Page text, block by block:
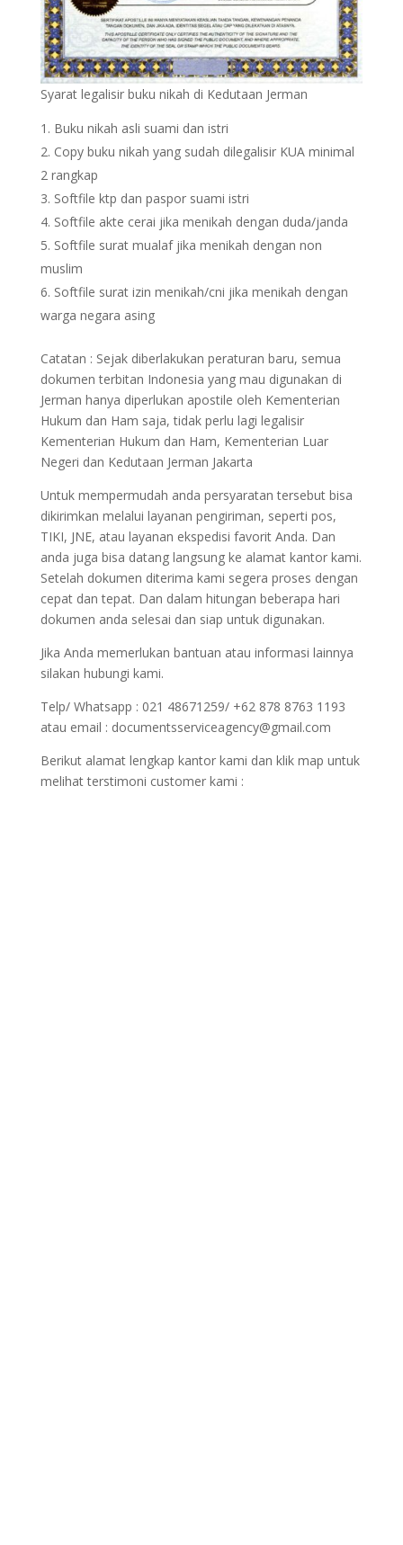
Syarat legalisir buku nikah di Kedutaan Jerman
Buku nikah asli suami dan istri
Copy buku nikah yang sudah dilegalisir KUA minimal
2 rangkap
Softfile ktp dan paspor suami istri
Softfile akte cerai jika menikah dengan duda/janda
Softfile surat mualaf jika menikah dengan non
muslim
Softfile surat izin menikah/cni jika menikah dengan
warga negara asing
Catatan : Sejak diberlakukan peraturan baru, semua
dokumen terbitan Indonesia yang mau digunakan di
Jerman hanya diperlukan apostile oleh Kementerian
Hukum dan Ham saja, tidak perlu lagi legalisir
Kementerian Hukum dan Ham, Kementerian Luar
Negeri dan Kedutaan Jerman Jakarta
Untuk mempermudah anda persyaratan tersebut bisa
dikirimkan melalui layanan pengiriman, seperti pos,
TIKI, JNE, atau layanan ekspedisi favorit Anda. Dan
anda juga bisa datang langsung ke alamat kantor kami.
Setelah dokumen diterima kami segera proses dengan
cepat dan tepat. Dan dalam hitungan beberapa hari
dokumen anda selesai dan siap untuk digunakan.
Jika Anda memerlukan bantuan atau informasi lainnya
silakan hubungi kami.
Telp/ Whatsapp : 021 48671259/ +62 878 8763 1193
atau email : documentsserviceagency@gmail.com
Berikut alamat lengkap kantor kami dan klik map untuk
melihat terstimoni customer kami :